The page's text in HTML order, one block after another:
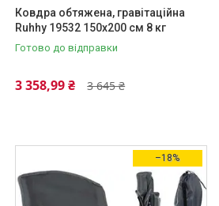
Ковдра обтяжена, гравітаційна
Ruhhy 19532 150х200 см 8 кг
Готово до відправки
3 645 ₴
3 358,99 ₴
–18%